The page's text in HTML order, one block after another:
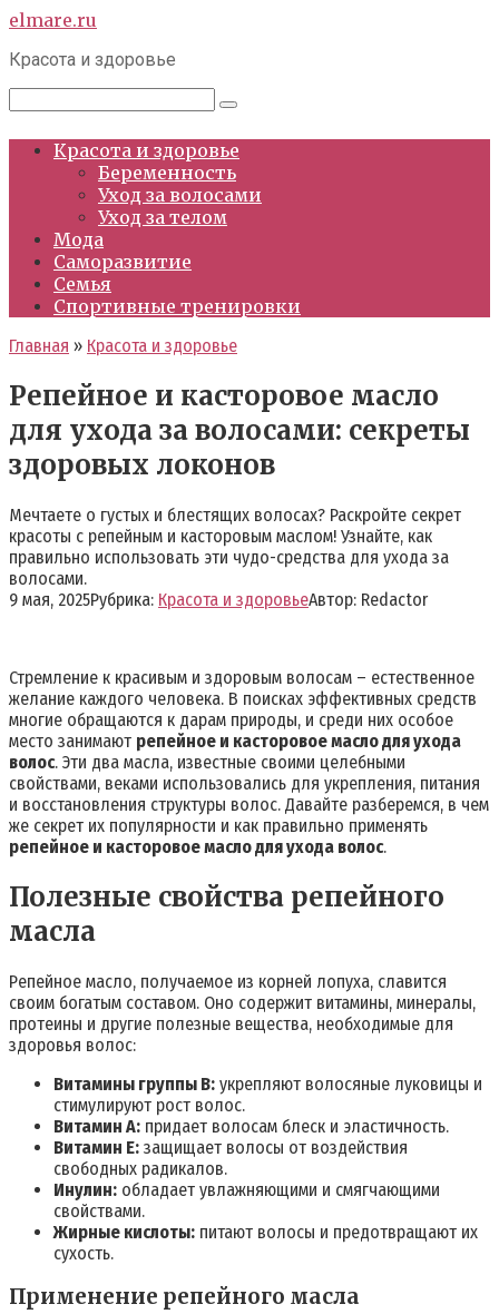
Перейти
контенту
elmare.ru
Красота и здоровье
Красота и здоровье
Беременность
Уход за волосами
Уход за телом
Мода
Саморазвитие
Семья
Спортивные тренировки
Главная » Красота и здоровье
Репейное и касторовое масло
для ухода за волосами: секреты
здоровых локонов
Мечтаете о густых и блестящих волосах? Раскройте секрет
красоты с репейным и касторовым маслом! Узнайте, как
правильно использовать эти чудо-средства для ухода за
волосами.
9 мая, 2025Рубрика: Красота и здоровьеАвтор: Redactor
Стремление к красивым и здоровым волосам – естественное
желание каждого человека. В поисках эффективных средств
многие обращаются к дарам природы, и среди них особое
место занимают репейное и касторовое масло для ухода
волос. Эти два масла, известные своими целебными
свойствами, веками использовались для укрепления, питания
и восстановления структуры волос. Давайте разберемся, в чем
же секрет их популярности и как правильно применять
репейное и касторовое масло для ухода волос.
Полезные свойства репейного
масла
Репейное масло, получаемое из корней лопуха, славится
своим богатым составом. Оно содержит витамины, минералы,
протеины и другие полезные вещества, необходимые для
здоровья волос:
Витамины группы B: укрепляют волосяные луковицы и
стимулируют рост волос.
Витамин A: придает волосам блеск и эластичность.
Витамин E: защищает волосы от воздействия
свободных радикалов.
Инулин: обладает увлажняющими и смягчающими
свойствами.
Жирные кислоты: питают волосы и предотвращают их
сухость.
Применение репейного масла